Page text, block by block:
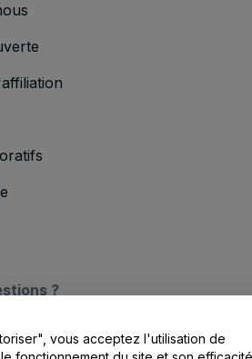
?
/ Nous contacter
vous acceptez l'utilisation de